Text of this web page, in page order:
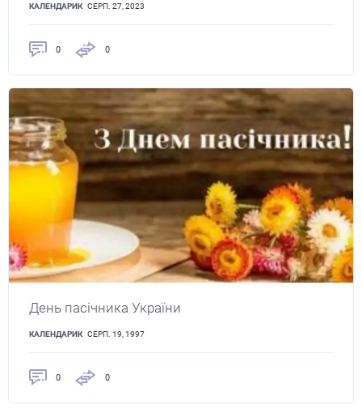
КАЛЕНДАРИК СЕРП. 27, 2023
0 0
День пасічника України
КАЛЕНДАРИК СЕРП. 19, 1997
0 0